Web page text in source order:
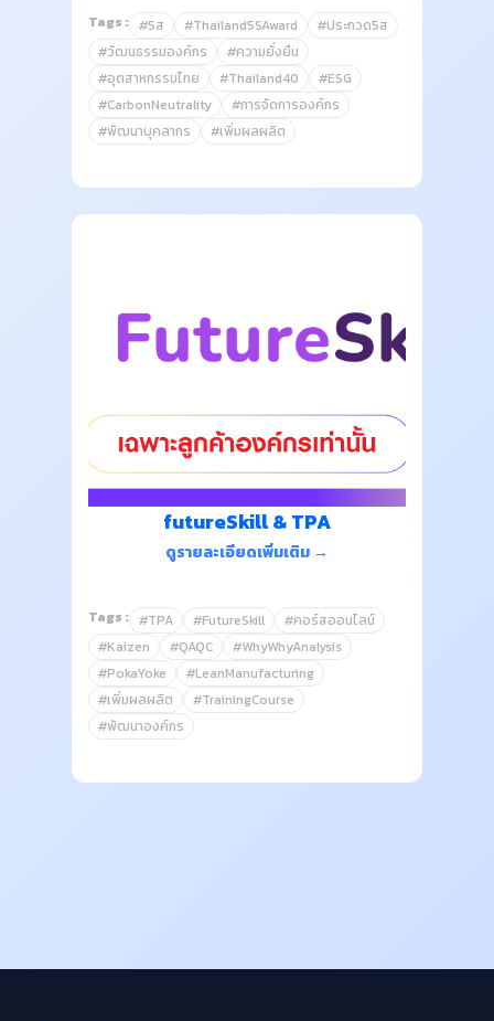
Tags : #5ส #Thailand5SAward
#ประกวด5ส
#วัฒนธรรมองค์กร
#ความยั่งยืน
#อุตสาหกรรมไทย
#Thailand40
#ESG
#CarbonNeutrality
#การจัดการองค์กร
#พัฒนาบุคลากร
#เพิ่มผลผลิต
futureSkill & TPA
ดูรายละเอียดเพิ่มเติม →
Tags : #TPA #FutureSkill
#คอร์สออนไลน์
#Kaizen
#QAQC
#WhyWhyAnalysis
#PokaYoke
#LeanManufacturing
#เพิ่มผลผลิต
#TrainingCourse
#พัฒนาองค์กร